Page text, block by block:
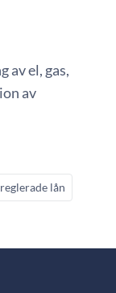
av el, gas,
av
lån